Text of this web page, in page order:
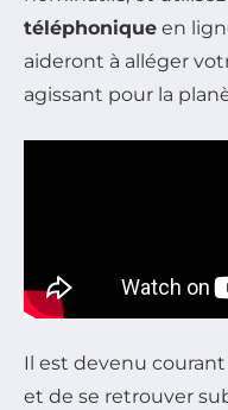
téléphonique en
aideront à alléger
agissant pour la
Il est devenu
et de se retrouver